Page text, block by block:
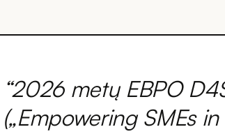
“2026 metų EBPO
(„Empowering SMEs